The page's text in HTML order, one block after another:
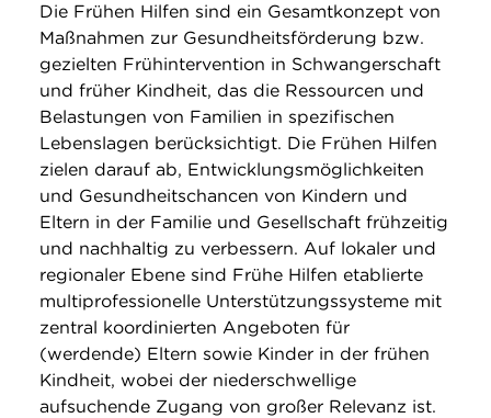
Suche
Die Frühen Hilfen sind ein Gesamtkonzept von
Maßnahmen zur Gesundheitsförderung bzw.
gezielten Frühintervention in Schwangerschaft
und früher Kindheit, das die Ressourcen und
Belastungen von Familien in spezifischen
Lebenslagen berücksichtigt. Die Frühen Hilfen
zielen darauf ab, Entwicklungsmöglichkeiten
und Gesundheitschancen von Kindern und
Eltern in der Familie und Gesellschaft frühzeitig
und nachhaltig zu verbessern. Auf lokaler und
regionaler Ebene sind Frühe Hilfen etablierte
multiprofessionelle Unterstützungssysteme mit
zentral koordinierten Angeboten für
(werdende) Eltern sowie Kinder in der frühen
Kindheit, wobei der niederschwellige
aufsuchende Zugang von großer Relevanz ist.